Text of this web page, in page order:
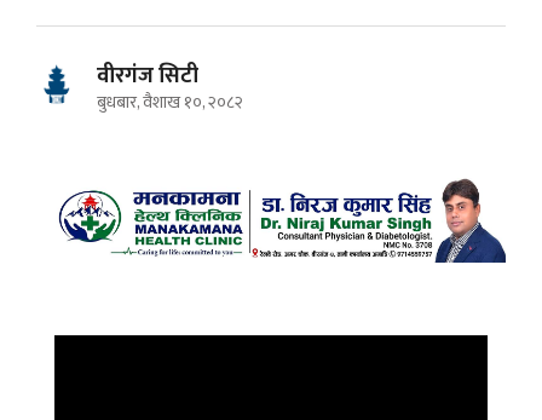
वीरगंज सिटी
बुधबार, वैशाख १०, २०८२